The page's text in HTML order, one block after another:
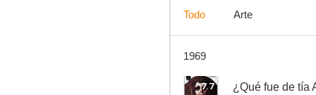
6.5
Todo Arte
1969
7.7 ¿Qué fue de tía